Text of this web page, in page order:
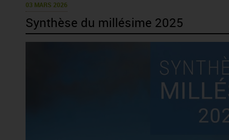
03 MARS 2026
Synthèse du millésime 2025